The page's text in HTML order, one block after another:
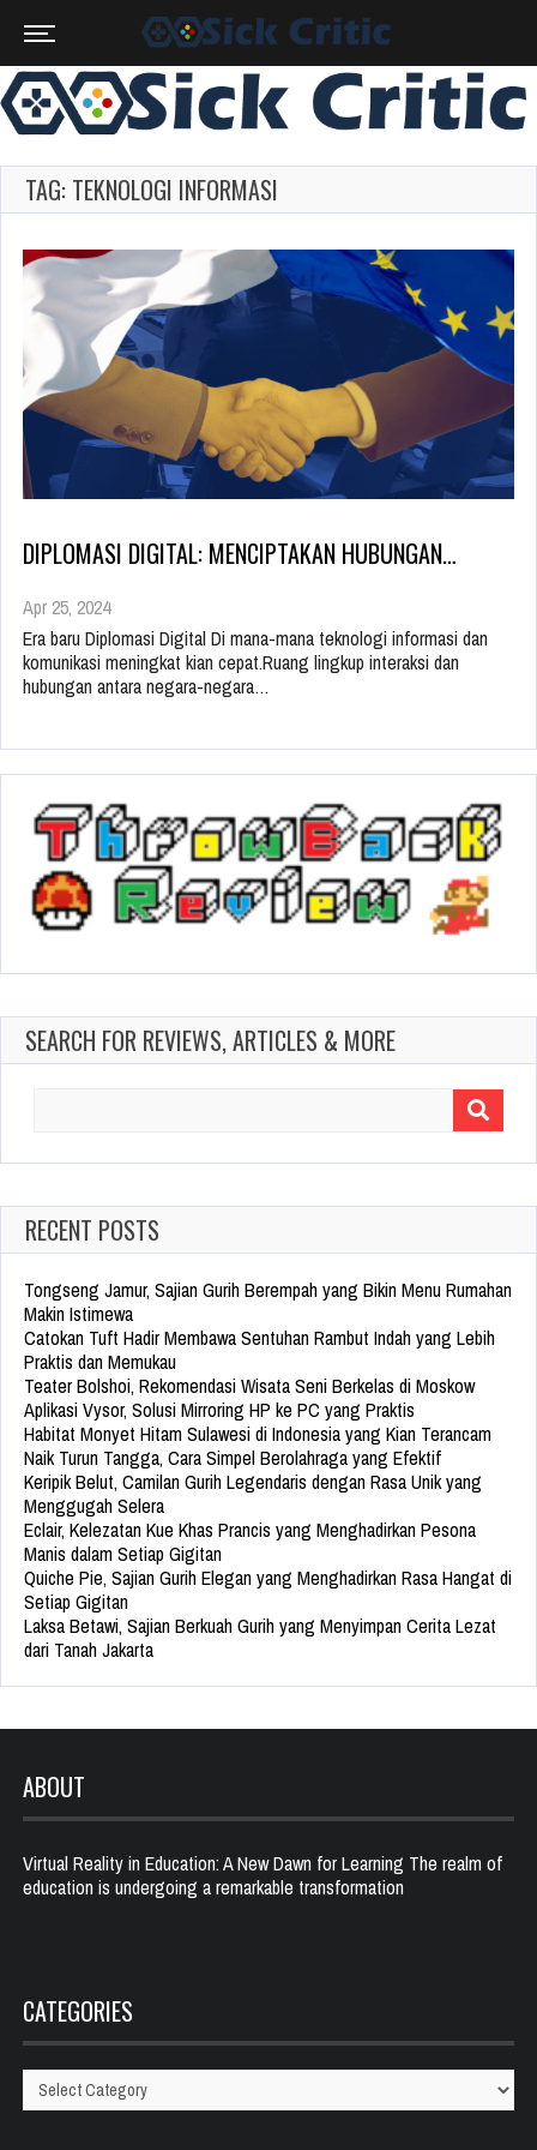
TAG: TEKNOLOGI INFORMASI
DIPLOMASI DIGITAL: MENCIPTAKAN HUBUNGAN…
Apr 25, 2024
Era baru Diplomasi Digital Di mana-mana teknologi informasi dan
komunikasi meningkat kian cepat.Ruang lingkup interaksi dan
hubungan antara negara-negara…
SEARCH FOR REVIEWS, ARTICLES & MORE
RECENT POSTS
Tongseng Jamur, Sajian Gurih Berempah yang Bikin Menu Rumahan
Makin Istimewa
Catokan Tuft Hadir Membawa Sentuhan Rambut Indah yang Lebih
Praktis dan Memukau
Teater Bolshoi, Rekomendasi Wisata Seni Berkelas di Moskow
Aplikasi Vysor, Solusi Mirroring HP ke PC yang Praktis
Habitat Monyet Hitam Sulawesi di Indonesia yang Kian Terancam
Naik Turun Tangga, Cara Simpel Berolahraga yang Efektif
Keripik Belut, Camilan Gurih Legendaris dengan Rasa Unik yang
Menggugah Selera
Eclair, Kelezatan Kue Khas Prancis yang Menghadirkan Pesona
Manis dalam Setiap Gigitan
Quiche Pie, Sajian Gurih Elegan yang Menghadirkan Rasa Hangat di
Setiap Gigitan
Laksa Betawi, Sajian Berkuah Gurih yang Menyimpan Cerita Lezat
dari Tanah Jakarta
ABOUT
Virtual Reality in Education: A New Dawn for Learning The realm of
education is undergoing a remarkable transformation
CATEGORIES
Categories